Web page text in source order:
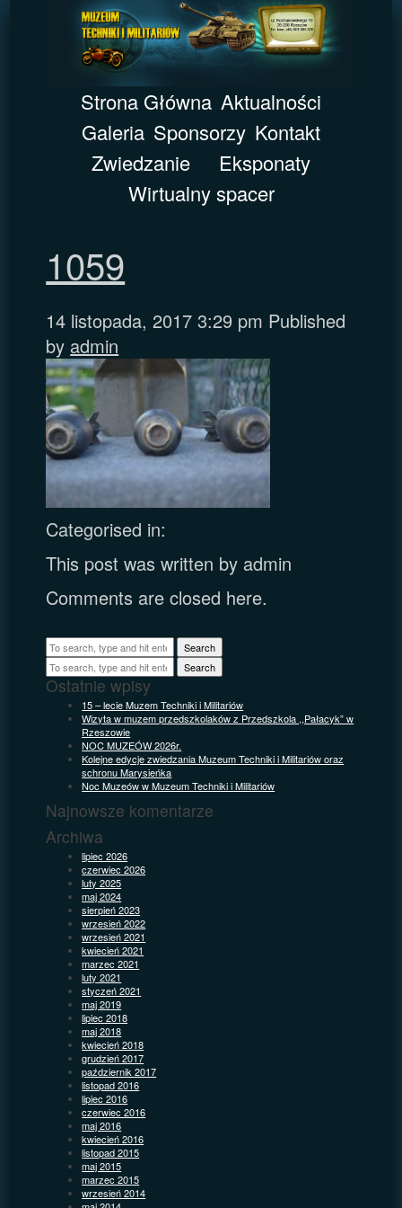
Strona Główna Aktualności
Galeria Sponsorzy Kontakt
Zwiedzanie
Eksponaty
Wirtualny spacer
1059
14 listopada, 2017 3:29 pm Published
by admin
Categorised in:
This post was written by admin
Comments are closed here.
Search
Search
Ostatnie wpisy
15 – lecie Muzem Techniki i Militariów
Wizyta w muzem przedszkolaków z Przedszkola ,,Pałacyk” w
Rzeszowie
NOC MUZEÓW 2026r.
Kolejne edycje zwiedzania Muzeum Techniki i Militariów oraz
schronu Marysieńka
Noc Muzeów w Muzeum Techniki i Militariów
Najnowsze komentarze
Archiwa
lipiec 2026
czerwiec 2026
luty 2025
maj 2024
sierpień 2023
wrzesień 2022
wrzesień 2021
kwiecień 2021
marzec 2021
luty 2021
styczeń 2021
maj 2019
lipiec 2018
maj 2018
kwiecień 2018
grudzień 2017
październik 2017
listopad 2016
lipiec 2016
czerwiec 2016
maj 2016
kwiecień 2016
listopad 2015
maj 2015
marzec 2015
wrzesień 2014